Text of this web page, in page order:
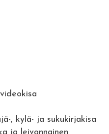
, kylä- ja sukukirjakisa